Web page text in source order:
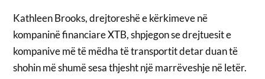
Kathleen Brooks, drejtoreshë e kërkimeve në
kompaninë financiare XTB, shpjegon se drejtuesit e
kompanive më të mëdha të transportit detar duan të
shohin më shumë sesa thjesht një marrëveshje në letër.